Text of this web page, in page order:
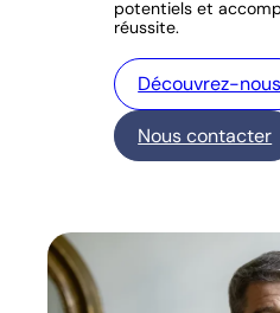
potentiels et
réussite.
Découvrez-nous
Nous contacter